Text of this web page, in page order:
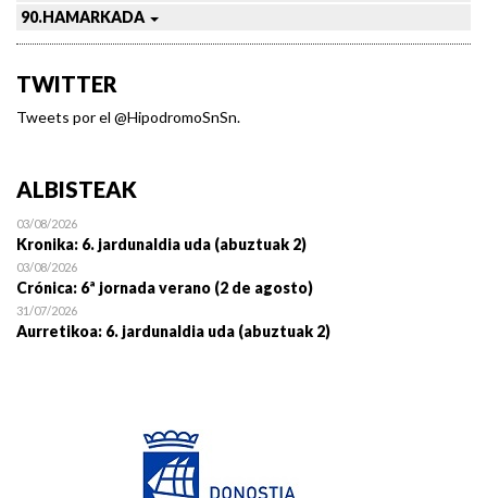
90.HAMARKADA
TWITTER
Tweets por el @HipodromoSnSn.
ALBISTEAK
03/08/2026
Kronika: 6. jardunaldia uda (abuztuak 2)
03/08/2026
Crónica: 6ª jornada verano (2 de agosto)
31/07/2026
Aurretikoa: 6. jardunaldia uda (abuztuak 2)